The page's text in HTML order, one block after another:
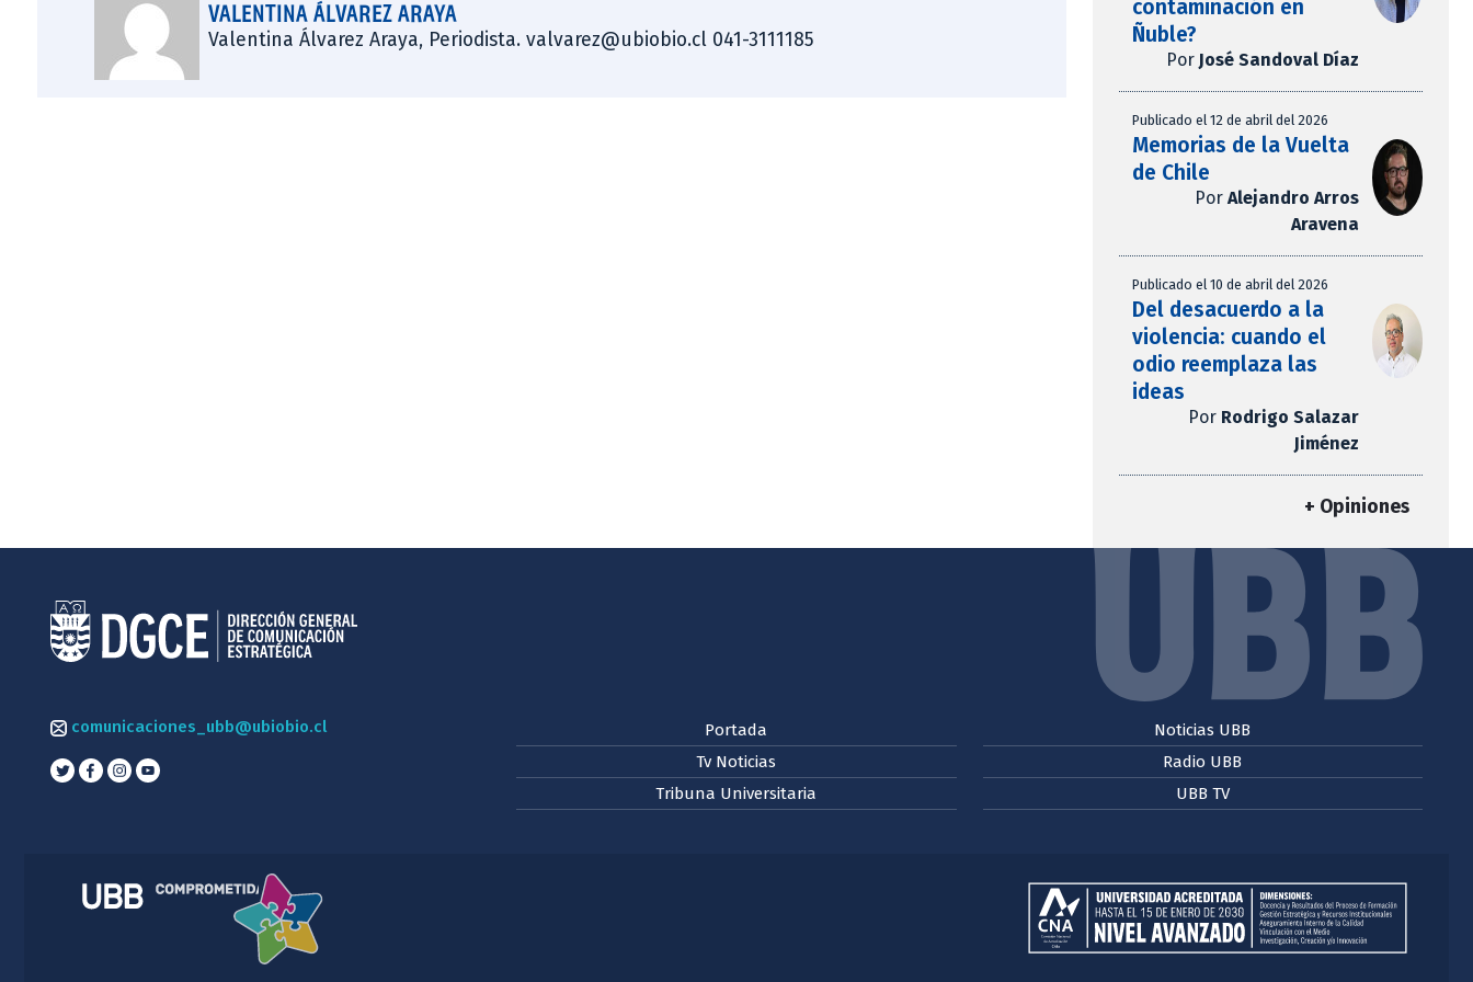
VALENTINA ÁLVAREZ ARAYA
Valentina Álvarez Araya, Periodista. valvarez@ubiobio.cl 041-3111185
contaminación en
Ñuble?
Por José Sandoval Díaz
Publicado el 12 de abril del 2026
Memorias de la Vuelta
de Chile
Por Alejandro Arros
Aravena
Publicado el 10 de abril del 2026
Del desacuerdo a la
violencia: cuando el
odio reemplaza las
ideas
Por Rodrigo Salazar
Jiménez
+ Opiniones
comunicaciones_ubb@ubiobio.cl
Portada
Tv Noticias
Tribuna Universitaria
Noticias UBB
Radio UBB
UBB TV